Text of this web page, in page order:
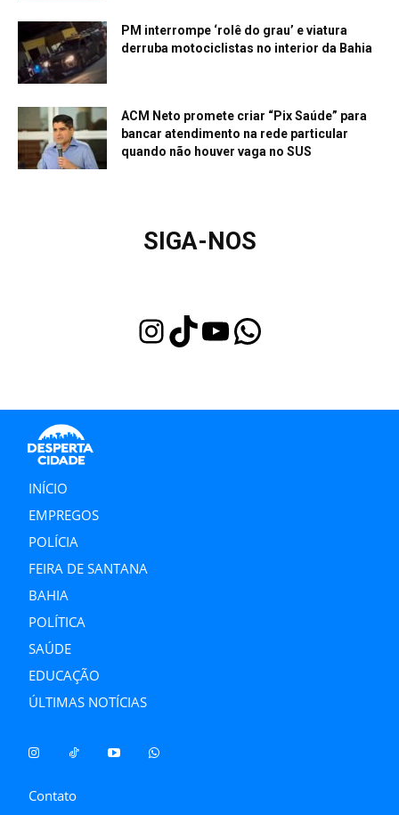
PM interrompe ‘rolê do grau’ e viatura
derruba motociclistas no interior da Bahia
ACM Neto promete criar “Pix Saúde” para
bancar atendimento na rede particular
quando não houver vaga no SUS
SIGA-NOS
InstagramTikTok Youtube WhatsApp
INÍCIO
EMPREGOS
POLÍCIA
FEIRA DE SANTANA
BAHIA
POLÍTICA
SAÚDE
EDUCAÇÃO
ÚLTIMAS NOTÍCIAS
Contato